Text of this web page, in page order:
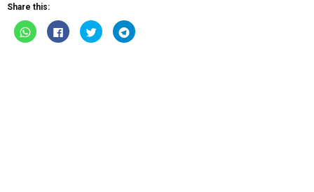
Share this:
Click
to
share
Click
to
share
Click
to
share
Click
to